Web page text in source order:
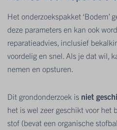
Het onderzoekspakket ‘Bodem’
deze parameters en kan ook
reparatieadvies, inclusief
voordelig en snel. Als je dat wil,
nemen en opsturen.
Dit grondonderzoek is niet
het is wel zeer geschikt voor het
stof (bevat een organische